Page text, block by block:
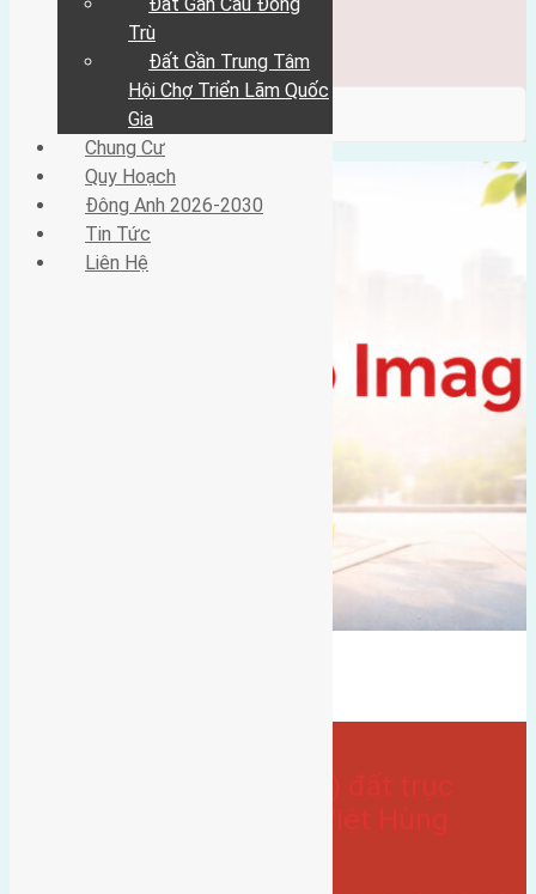
Đông Anh 2026-2030
Liên Hệ
/ Category / Dục Nội
Cần bán 160m2(8×20) đất trục
chính thôn Dục Nội, Việt Hùng
Trù
Đất Gần Trung Tâm
Hội Chợ Triển Lãm Quốc
Gia
Chung Cư
Quy Hoạch
Đông Anh 2026-2030
Tin Tức
Liên Hệ